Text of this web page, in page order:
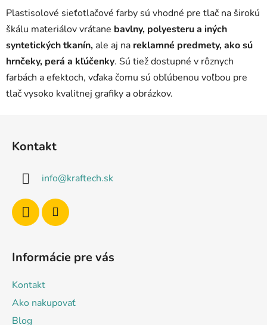
ý
p
i
s
u
Plastisolové sieťotlačové farby sú vhodné pre tlač na širokú
škálu materiálov vrátane bavlny, polyesteru a iných
syntetických tkanín, ale aj na reklamné predmety, ako sú
hrnčeky, perá a kľúčenky. Sú tiež dostupné v rôznych
farbách a efektoch, vďaka čomu sú obľúbenou voľbou pre
tlač vysoko kvalitnej grafiky a obrázkov.
Kontakt
info@kraftech.sk
Informácie pre vás
Kontakt
Ako nakupovať
Blog